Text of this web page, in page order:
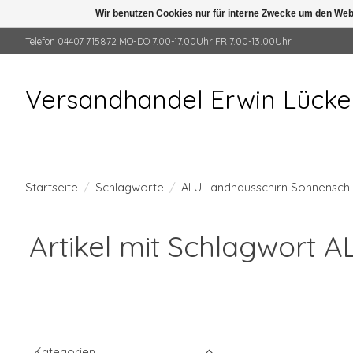
Telefon 04407 715872 MO-DO 7.00-17.00Uhr FR 7.00-13.00Uhr
Versandhandel Erwin
Startseite / Schlagworte / ALU Landhausschirn
Artikel mit Schlagwort
Wir benutzen Cookies nur für interne Zwecke um den